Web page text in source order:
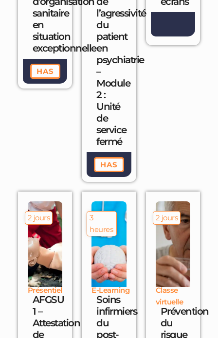
sanitaire
en
situation
exceptionnelle
HAS
l’agressivité
du
patient
en
psychiatrie
–
Module
2 :
Unité
de
service
fermé
HAS
2 jours
Présentiel
AFGSU
1 –
Attestation
de
3
heures
E-Learning
Soins
infirmiers
du
post-
2 jours
Classe
virtuelle
Prévention
du
risque